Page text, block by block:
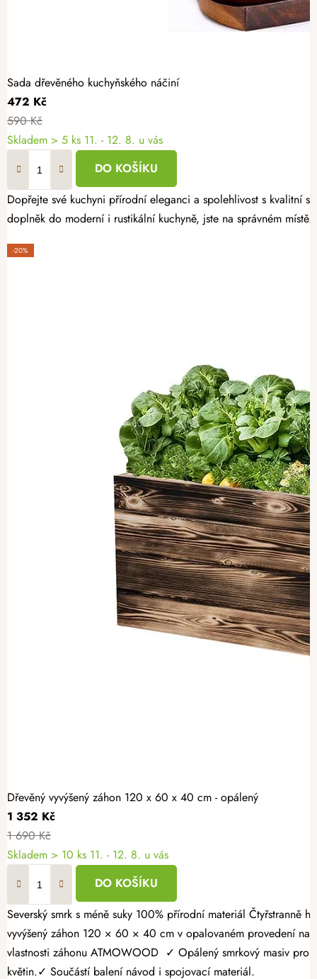
Sada dřevěného kuchyňského náčiní
472 Kč
590 Kč
Skladem > 5 ks 11. - 12. 8. u vás
DO KOŠÍKU
Dopřejte své kuchyni přírodní eleganci a spolehlivost s kvalitní
doplněk do moderní i rustikální kuchyně, jste na správném místě.
-20%
Dřevěný vyvýšený záhon 120 x 60 x 40 cm - opálený
1 352 Kč
1 690 Kč
Skladem > 10 ks 11. - 12. 8. u vás
DO KOŠÍKU
Severský smrk s méně suky 100% přírodní materiál Čtyřstranně hoblovaný masiv Vypěstujte si čerstvé bylinky, zeleninu nebo jahody v záhonu, který spojuje přírodní vzhled s dlouhou životností. Dřevěný
vyvýšený záhon 120 × 60 × 40 cm v opalovaném provedení
vlastnosti záhonu ATMOWOOD ✓ Opálený smrkový masiv
květin.✓ Součástí balení návod i spojovací materiál.